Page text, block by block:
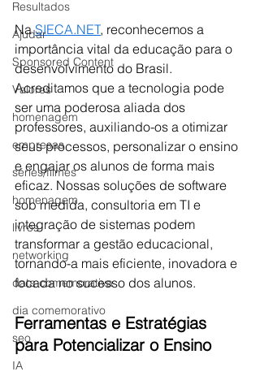
Resultados
Ajudar
Sponsored Content
Valores
homenagem
empresas
séries/filmes
homenagem
livros
networking
data comemorativa
dia comemorativo
seo
IA
Na SIECA.NET, reconhecemos a
importância vital da educação para o
desenvolvimento do Brasil.
Acreditamos que a tecnologia pode
ser uma poderosa aliada dos
professores, auxiliando-os a otimizar
seus processos, personalizar o ensino
e engajar os alunos de forma mais
eficaz. Nossas soluções de software
sob medida, consultoria em TI e
integração de sistemas podem
transformar a gestão educacional,
tornando-a mais eficiente, inovadora e
focada no sucesso dos alunos.
Ferramentas e Estratégias
para Potencializar o Ensino